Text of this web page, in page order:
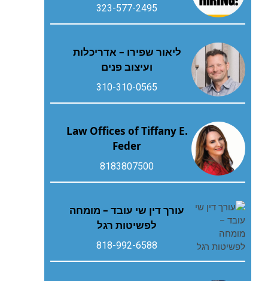
323-577-2495
ליאור שפירו – אדריכלות
ועיצוב פנים
310-310-0565
Law Offices of Tiffany E.
Feder
8183807500
עורך דין שי עובד – מומחה
לפשיטות רגל
818-992-6588